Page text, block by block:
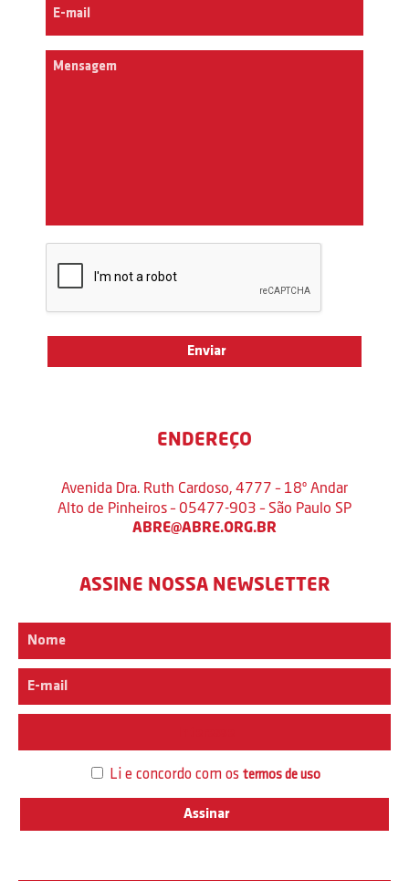
ENDEREÇO
Avenida Dra. Ruth Cardoso, 4777 – 18º Andar
Alto de Pinheiros – 05477-903 – São Paulo SP
ABRE@ABRE.ORG.BR
ASSINE NOSSA NEWSLETTER
Li e concordo com os termos de uso